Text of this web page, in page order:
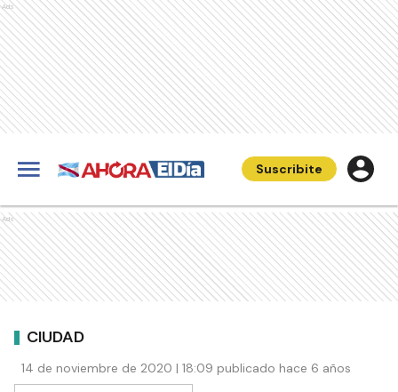
Ads
Suscribite
Ads
CIUDAD
14 de noviembre de 2020 | 18:09 publicado hace 6 años